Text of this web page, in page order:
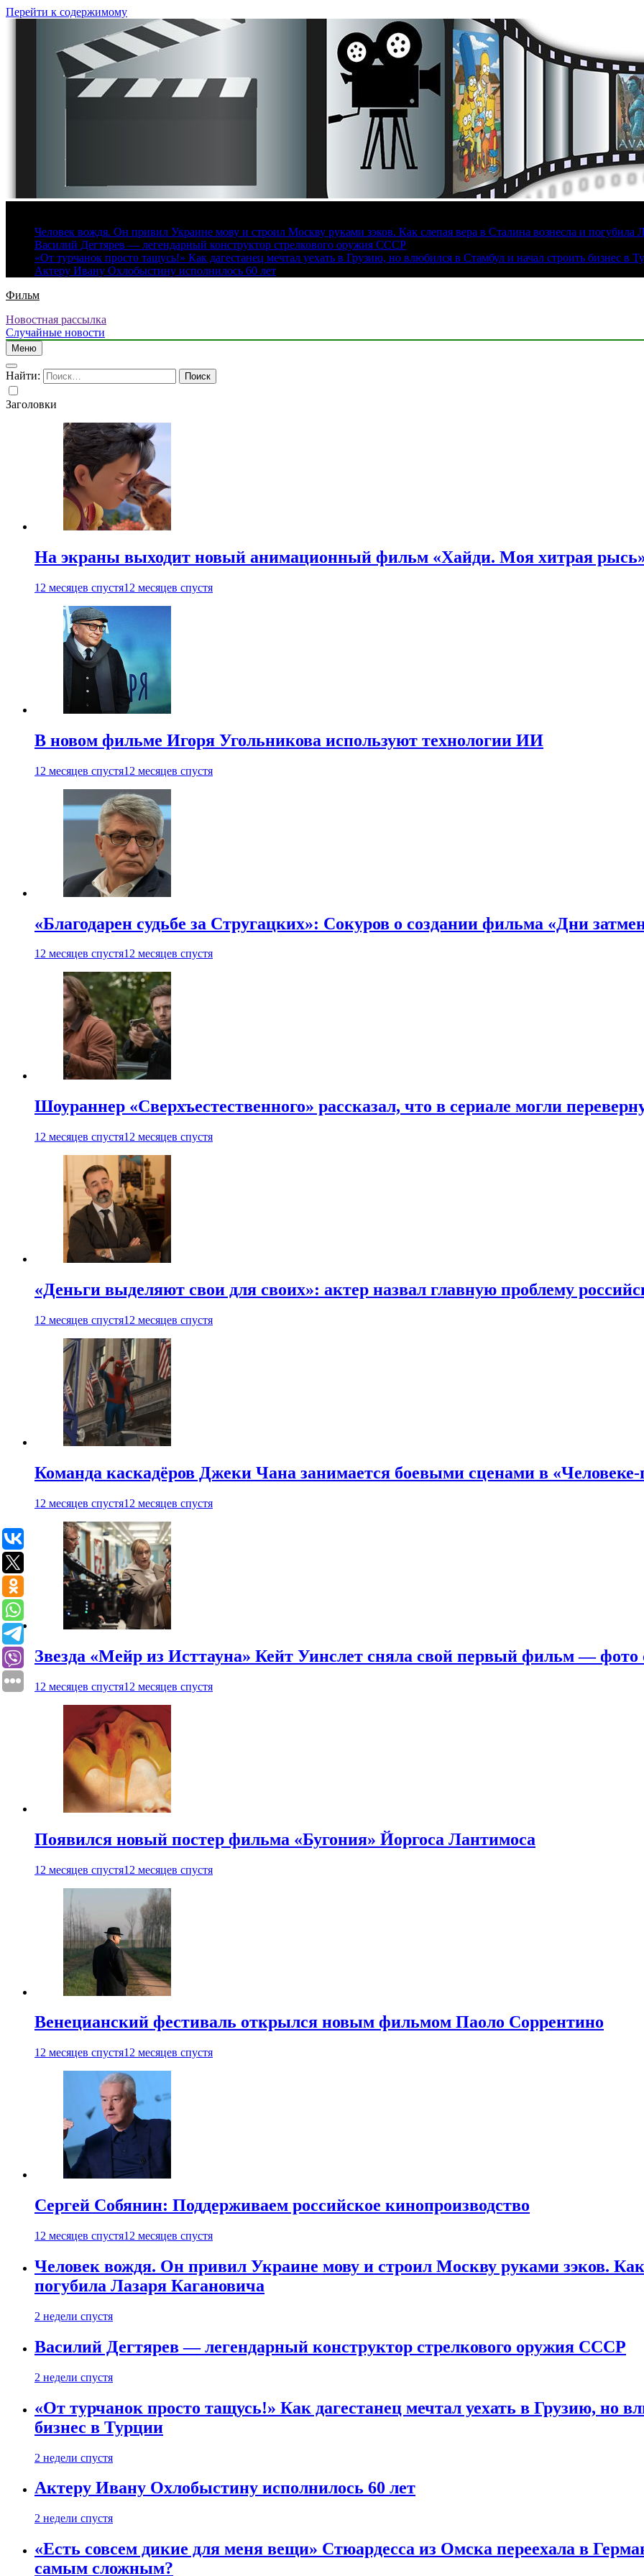
Перейти к содержимому
Человек вождя. Он привил Украине мову и строил Москву руками зэков. Как слепая вера в Сталина вознесла и погубила
Василий Дегтярев — легендарный конструктор стрелкового оружия СССР
«От турчанок просто тащусь!» Как дагестанец мечтал уехать в Грузию, но влюбился в Стамбул и начал строить бизнес в
Актеру Ивану Охлобыстину исполнилось 60 лет
Фильм
Новостная рассылка
Случайные новости
Меню
Найти:
Заголовки
На экраны выходит новый анимационный фильм «Хайди. Моя хитрая
12 месяцев спустя12 месяцев спустя
В новом фильме Игоря Угольникова используют технологии ИИ
12 месяцев спустя12 месяцев спустя
«Благодарен судьбе за Стругацких»: Сокуров о создании фильма «Дни
12 месяцев спустя12 месяцев спустя
Шоураннер «Сверхъестественного» рассказал, что в сериале могли
12 месяцев спустя12 месяцев спустя
«Деньги выделяют свои для своих»: актер назвал главную проблему
12 месяцев спустя12 месяцев спустя
Команда каскадёров Джеки Чана занимается боевыми сценами в «Человеке-
12 месяцев спустя12 месяцев спустя
Звезда «Мейр из Исттауна» Кейт Уинслет сняла свой первый фильм — фото
12 месяцев спустя12 месяцев спустя
Появился новый постер фильма «Бугония» Йоргоса Лантимоса
12 месяцев спустя12 месяцев спустя
Венецианский фестиваль открылся новым фильмом Паоло Соррентино
12 месяцев спустя12 месяцев спустя
Сергей Собянин: Поддерживаем российское кинопроизводство
12 месяцев спустя12 месяцев спустя
Человек вождя. Он привил Украине мову и строил Москву руками зэков.
погубила Лазаря Кагановича
2 недели спустя
Василий Дегтярев — легендарный конструктор стрелкового оружия СССР
2 недели спустя
«От турчанок просто тащусь!» Как дагестанец мечтал уехать в Грузию, но
бизнес в Турции
2 недели спустя
Актеру Ивану Охлобыстину исполнилось 60 лет
2 недели спустя
«Есть совсем дикие для меня вещи» Стюардесса из Омска переехала в
самым сложным?